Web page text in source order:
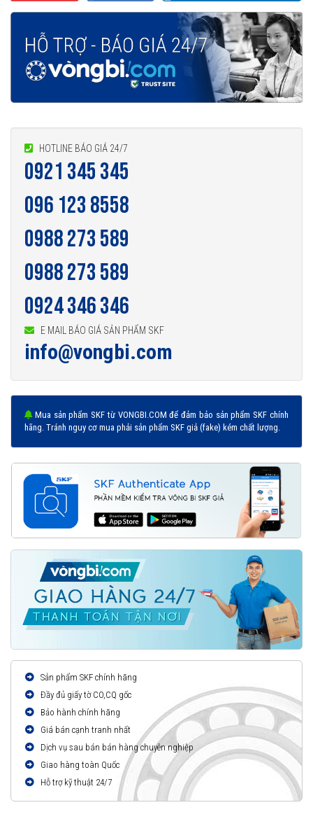
HOTLINE BÁO GIÁ 24/7
0921 345 345
096 123 8558
0988 273 589
0988 273 589
0924 346 346
E MAIL BÁO GIÁ SẢN PHẨM SKF
info@vongbi.com
Mua sản phẩm SKF từ VONGBI.COM để đảm bảo sản phẩm SKF chính
hãng. Tránh nguy cơ mua phải sản phẩm SKF giả (fake) kém chất lượng.
Sản phẩm SKF chính hãng
Đầy đủ giấy tờ CO,CQ gốc
Bảo hành chính hãng
Giá bán cạnh tranh nhất
Dịch vụ sau bán bán hàng chuyên nghiệp
Giao hàng toàn Quốc
Hỗ trợ kỹ thuật 24/7